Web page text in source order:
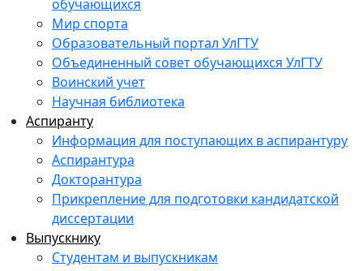
обучающихся
Мир спорта
Образовательный портал УлГТУ
Объединенный совет обучающихся УлГТУ
Воинский учет
Научная библиотека
Аспиранту
Информация для поступающих в аспирантуру
Аспирантура
Докторантура
Прикрепление для подготовки кандидатской
диссертации
Выпускнику
Студентам и выпускникам